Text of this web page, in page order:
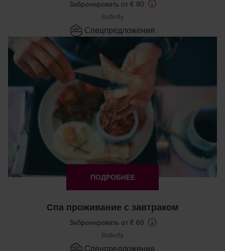
Забронировать от € 80
Butterfly
Cпецпредложения
ПОДРОБНЕЕ
Спа проживание с завтраком
Забронировать от € 60
Butterfly
Cпецпредложения